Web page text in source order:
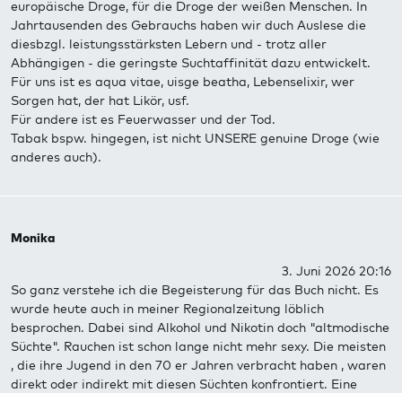
europäische Droge, für die Droge der weißen Menschen. In
Jahrtausenden des Gebrauchs haben wir duch Auslese die
diesbzgl. leistungsstärksten Lebern und - trotz aller
Abhängigen - die geringste Suchtaffinität dazu entwickelt.
Für uns ist es aqua vitae, uisge beatha, Lebenselixir, wer
Sorgen hat, der hat Likör, usf.
Für andere ist es Feuerwasser und der Tod.
Tabak bspw. hingegen, ist nicht UNSERE genuine Droge (wie
anderes auch).
Monika
3. Juni 2026 20:16
So ganz verstehe ich die Begeisterung für das Buch nicht. Es
wurde heute auch in meiner Regionalzeitung löblich
besprochen. Dabei sind Alkohol und Nikotin doch "altmodische
Süchte". Rauchen ist schon lange nicht mehr sexy. Die meisten
, die ihre Jugend in den 70 er Jahren verbracht haben , waren
direkt oder indirekt mit diesen Süchten konfrontiert. Eine